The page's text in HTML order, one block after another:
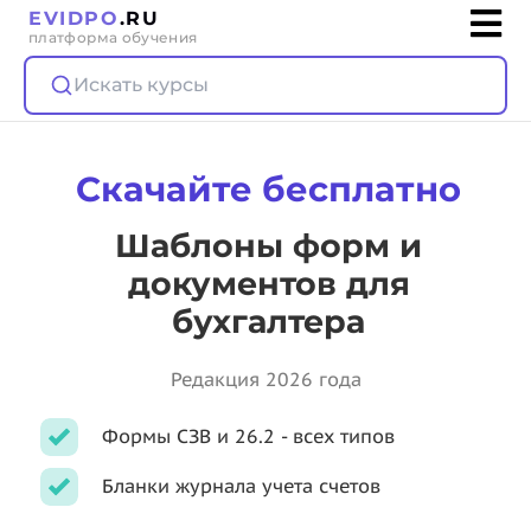
EVIDPO.RU
платформа обучения
Искать курсы
Скачайте бесплатно
Шаблоны форм и
документов для
бухгалтера
Редакция 2026 года
Формы СЗВ и 26.2 - всех типов
Бланки журнала учета счетов